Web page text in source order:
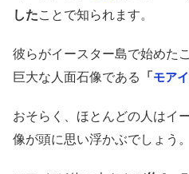
したことで知られます。
彼らがイースター島で始めた
巨大な人面石像である 「モアイ
おそらく、ほとんどの人はイ
像が頭に思い浮かぶでしょう。